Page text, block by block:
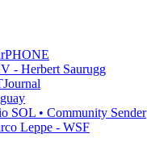
- Herbert Saurugg
SOL • Community Sender
Leppe - WSF